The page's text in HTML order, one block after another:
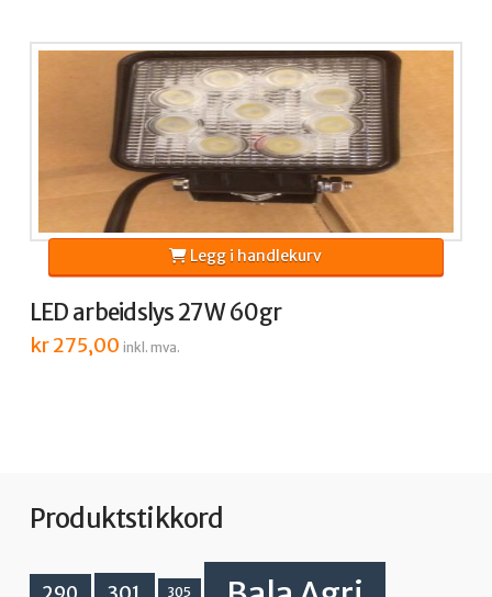
LED arbeidslys 27W 60gr
kr275,00 inkl. mva.
Legg i handlekurv
Produktstikkord
305